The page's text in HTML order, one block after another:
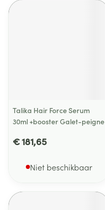
Talika Hair Force Serum
30ml +booster Galet-peigne
€ 181,65
Niet beschikbaar